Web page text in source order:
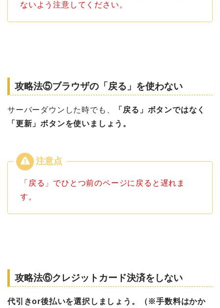
ないよう注意してください。
攻略法⑤ブラウザの「戻る」を使わない
サーバーダウンした時でも、
「戻る」ボタンではなく
「更新」ボタンを使いましょう。
「戻る」でひとつ前のページに戻ると遅れま
す。
攻略法⑥クレジットカード決済をしない
代引きor後払いを選択しましょう。（※手数料はかか